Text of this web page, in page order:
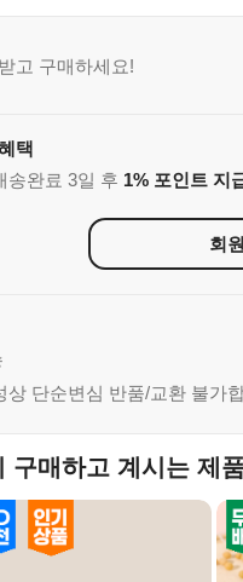
고 구매하세요!
택
송완료 3일 후 1% 포인트 지
회
상 단순변심 반품/교환 불가
구매하고 계시는 제